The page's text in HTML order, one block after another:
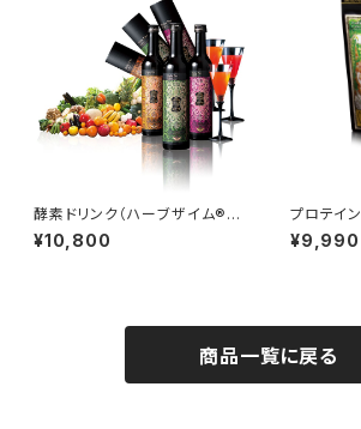
酵素ドリンク（ハーブザイム® 1
13 グランプロ）
¥10,800
プロテイ
大袋（オー
¥9,990
商品一覧に戻る